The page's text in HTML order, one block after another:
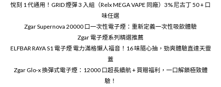
悅刻 1 代通用！GRID 煙彈 3 入組（Relx MEGA VAPE 同廠）3% 尼古丁 50 + 口
味任選
Zgar Supernova 20000 口一次性電子煙：重新定義一次性吸飲體驗
Zgar 電子煙系列精選推薦
ELFBAR RAYA S1 電子煙 電力滿格懶人福音！16 味隨心抽，勁爽體驗直達天靈
蓋
Zgar Glo-x 換彈式電子煙：12000 口超長續航 + 買贈福利，一口解鎖極致體
驗！